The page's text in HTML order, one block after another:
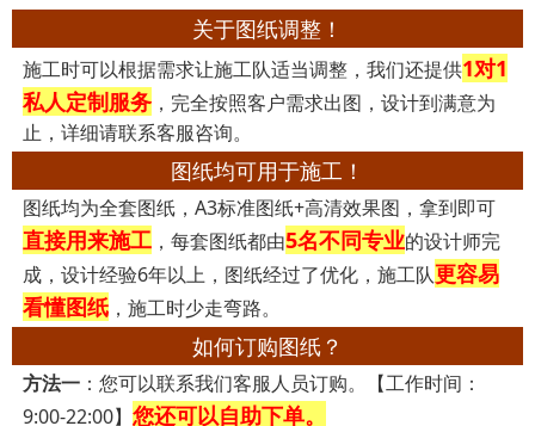
关于图纸调整！
施工时可以根据需求让施工队适当调整，我们还提供1对1
私人定制服务，完全按照客户需求出图，设计到满意为
止，详细请联系客服咨询。
图纸均可用于施工！
图纸均为全套图纸，A3标准图纸+高清效果图，拿到即可
直接用来施工，每套图纸都由5名不同专业的设计师完
成，设计经验6年以上，图纸经过了优化，施工队更容易
看懂图纸，施工时少走弯路。
如何订购图纸？
方法一：您可以联系我们客服人员订购。【工作时间：
9:00-22:00】 您还可以自助下单。